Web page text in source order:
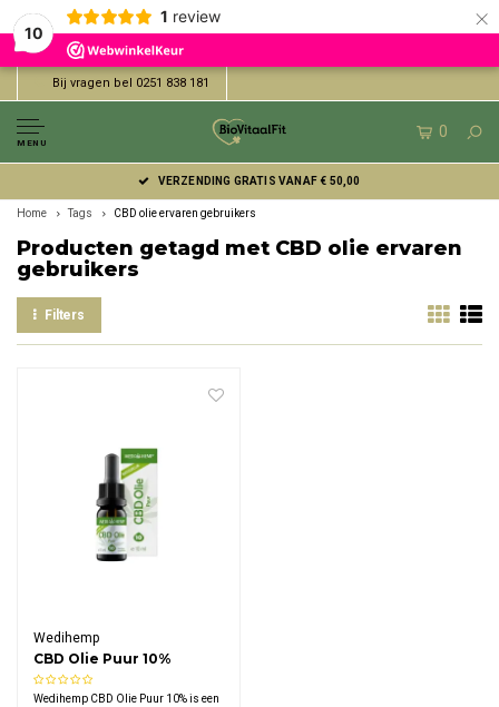
10
1 review ×
Bij vragen bel 0251 838 181
MENU
0
VERZENDING GRATIS VANAF € 50,00
Home Tags CBD olie ervaren gebruikers
Producten getagd met CBD olie ervaren
gebruikers
Filters
Wedihemp
CBD Olie Puur 10%
Wedihemp CBD Olie Puur 10% is een